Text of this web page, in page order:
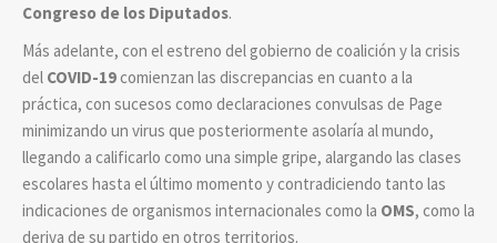
Congreso de los Diputados.
Más adelante, con el estreno del gobierno de coalición y la crisis
del COVID-19comienzan las discrepancias en cuanto a la
práctica, con sucesos como declaraciones convulsas de Page
minimizando un virus que posteriormente asolaría al mundo,
llegando a calificarlo como una simple gripe, alargando las clases
escolares hasta el último momento y contradiciendo tanto las
indicaciones de organismos internacionales como la OMS, como la
deriva de su partido en otros territorios.